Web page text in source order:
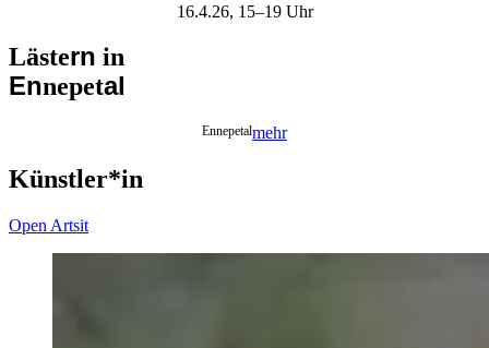
16.4.26, 15–19 Uhr
Lästern in
Ennepetal
Ennepetalmehr
Künstler*in
Open Artsit